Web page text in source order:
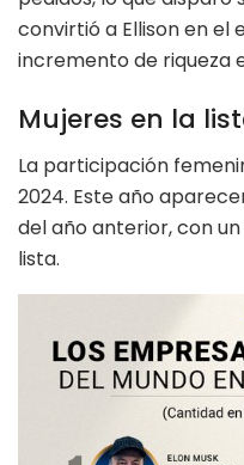
convirtió a Ellison en
incremento de riqueza
Mujeres en la
La participación
2024. Este año
del año anterior, con
lista.